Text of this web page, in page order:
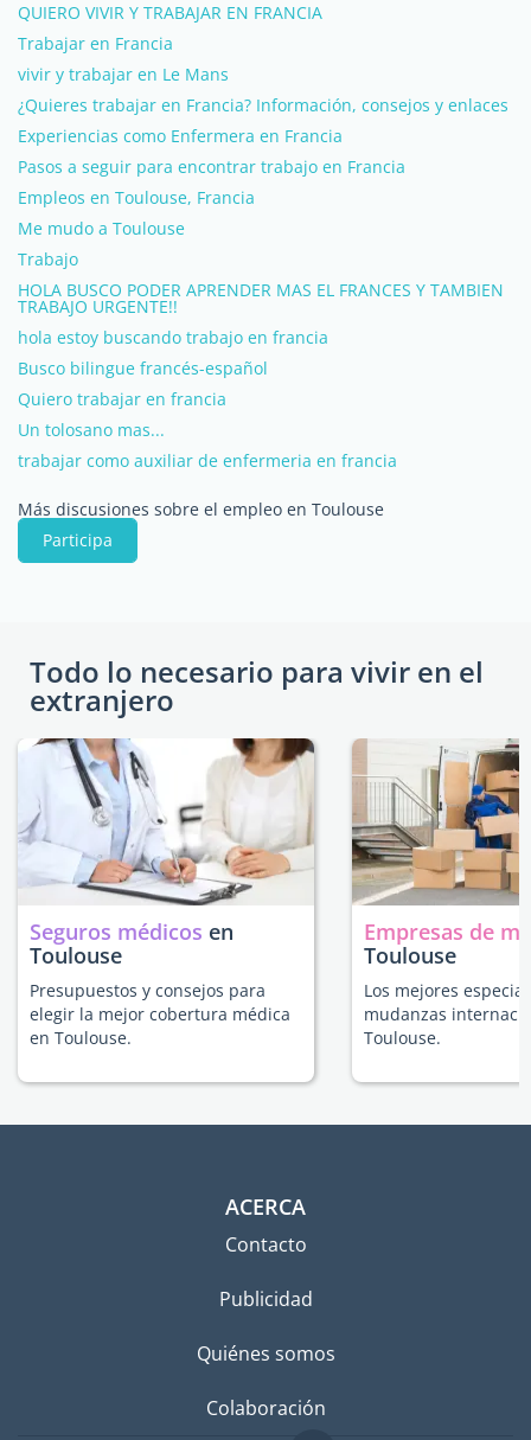
QUIERO VIVIR Y TRABAJAR EN FRANCIA
Trabajar en Francia
vivir y trabajar en Le Mans
¿Quieres trabajar en Francia? Información, consejos y enlaces
Experiencias como Enfermera en Francia
Pasos a seguir para encontrar trabajo en Francia
Empleos en Toulouse, Francia
Me mudo a Toulouse
Trabajo
HOLA BUSCO PODER APRENDER MAS EL FRANCES Y TAMBIEN
TRABAJO URGENTE!!
hola estoy buscando trabajo en francia
Busco bilingue francés-español
Quiero trabajar en francia
Un tolosano mas...
trabajar como auxiliar de enfermeria en francia
Más discusiones sobre el empleo en Toulouse
Participa
Todo lo necesario para vivir en el
extranjero
Seguros médicos en
Toulouse
Presupuestos y consejos para
elegir la mejor cobertura médica
en Toulouse.
Empresas de
Toulouse
Los mejores
mudanzas
Toulouse.
ACERCA
Contacto
Publicidad
Quiénes somos
Colaboración